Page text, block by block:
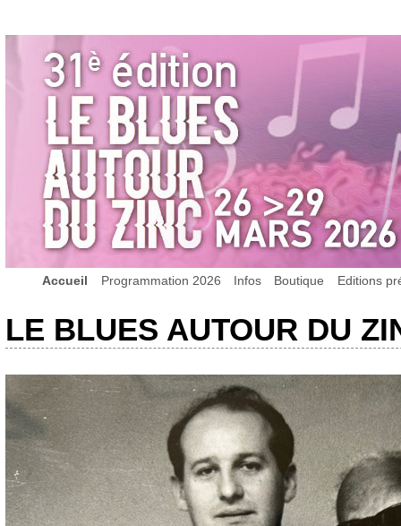
Accueil Programmation 2026 Infos Boutique Editions
LE BLUES AUTOUR DU